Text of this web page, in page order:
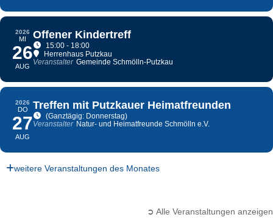
2026
MI
26
AUG
Offener Kindertreff
15:00 - 18:00
Herrenhaus Putzkau
Veranstalter Gemeinde Schmölln-Putzkau
2026
DO
27
AUG
Treffen mit Putzkauer Heimatfreunden
(Ganztägig: Donnerstag)
Veranstalter Natur- und Heimatfreunde Schmölln e.V.
weitere Veranstaltungen des Monates
➲ Alle Veranstaltungen anzeigen